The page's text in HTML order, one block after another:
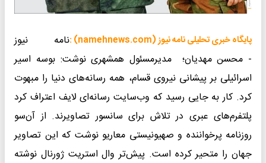
پایگاه خبری تحلیلی نامه نیوز (namehnews.com) :
نامه نیوز
- محسن مهدیان؛ مدیرمسئول همشهری نوشت: بوسه اسیر
اسرائیلی بر پیشانی نیروی قسام، همه رسانه‌های دنیا را مبهوت
کرد. کار به جایی رسید که وب‌سایت رسانه‌ای لایف اعتراف کرد
پلتفرم‌های عبری در تلاش برای سانسور تصاویرند. از آن‌سو
روزنامه پرخواننده و صهیونیستی معاریو نوشت که این تصاویر
جهان را متحیر کرده است. پیش‌تر وال استریت ژورنال نوشته